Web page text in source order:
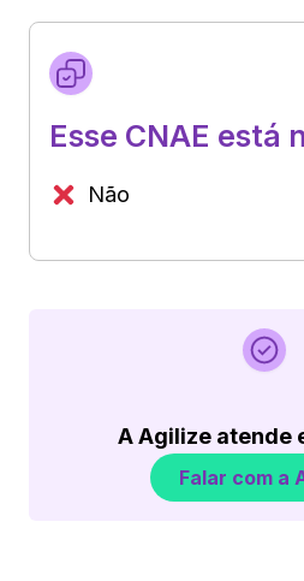
Esse CNAE está
Não
A Agilize atende
Falar com a